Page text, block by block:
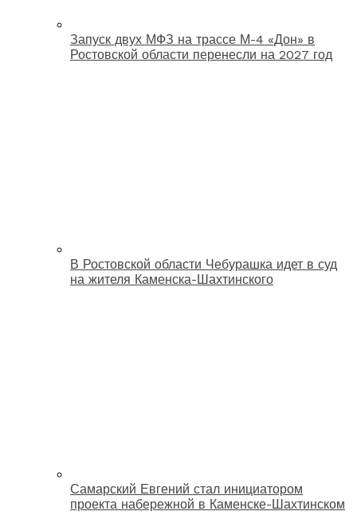
Запуск двух МФЗ на трассе М-4 «Дон» в
Ростовской области перенесли на 2027 год
В Ростовской области Чебурашка идет в суд
на жителя Каменска-Шахтинского
Самарский Евгений стал инициатором
проекта набережной в Каменске-Шахтинском